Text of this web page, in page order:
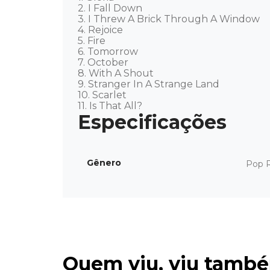
2. I Fall Down
3. I Threw A Brick Through A Window
4. Rejoice
5. Fire
6. Tomorrow
7. October
8. With A Shout
9. Stranger In A Strange Land
10. Scarlet
11. Is That All?
Gênero Pop
Quem viu, viu